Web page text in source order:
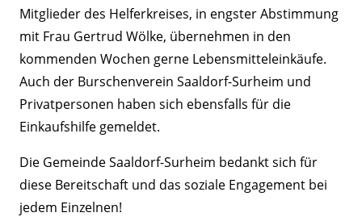
Mitglieder des Helferkreises, in engster Abstimmung
mit Frau Gertrud Wölke, übernehmen in den
kommenden Wochen gerne Lebensmitteleinkäufe.
Auch der Burschenverein Saaldorf-Surheim und
Privatpersonen haben sich ebensfalls für die
Einkaufshilfe gemeldet.
Die Gemeinde Saaldorf-Surheim bedankt sich für
diese Bereitschaft und das soziale Engagement bei
jedem Einzelnen!